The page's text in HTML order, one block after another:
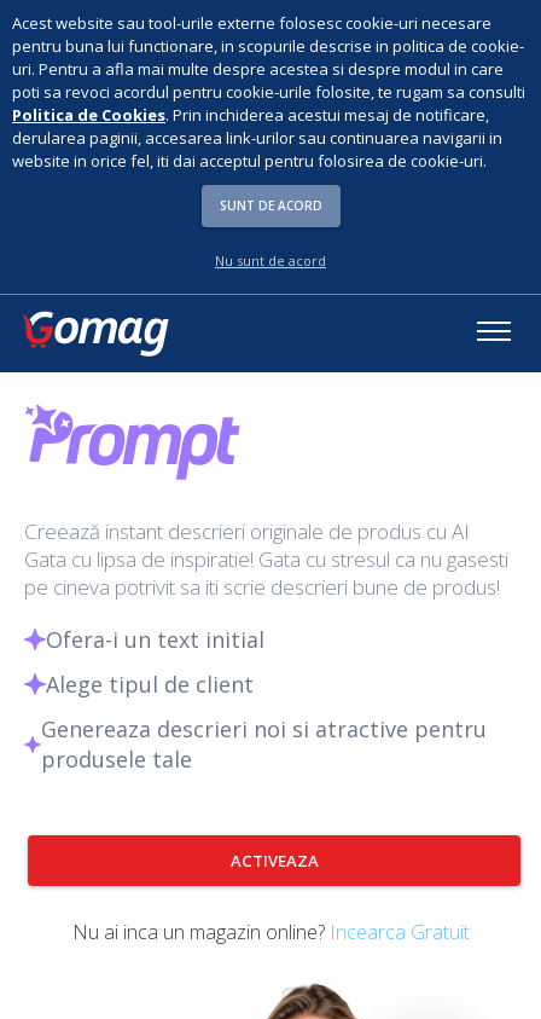
Acest website sau tool-urile externe folosesc cookie-uri necesare
pentru buna lui functionare, in scopurile descrise in politica de cookie-
uri. Pentru a afla mai multe despre acestea si despre modul in care
poti sa revoci acordul pentru cookie-urile folosite, te rugam sa consulti
Politica de Cookies. Prin inchiderea acestui mesaj de notificare,
derularea paginii, accesarea link-urilor sau continuarea navigarii in
website in orice fel, iti dai acceptul pentru folosirea de cookie-uri.
SUNT DE ACORD
Nu sunt de acord
Creează instant descrieri originale de produs cu AI
Gata cu lipsa de inspiratie! Gata cu stresul ca nu gasesti
pe cineva potrivit sa iti scrie descrieri bune de produs!
Ofera-i un text initial
Alege tipul de client
Genereaza descrieri noi si atractive pentru
produsele tale
ACTIVEAZA
Nu ai inca un magazin online? Incearca Gratuit